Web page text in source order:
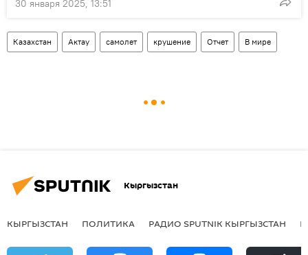
30 января 2025, 13:51
Казахстан Актау самолет крушение Отчет В мире
Кыргызстан
КЫРГЫЗСТАН ПОЛИТИКА РАДИО SPUTNIK КЫРГЫЗСТАН